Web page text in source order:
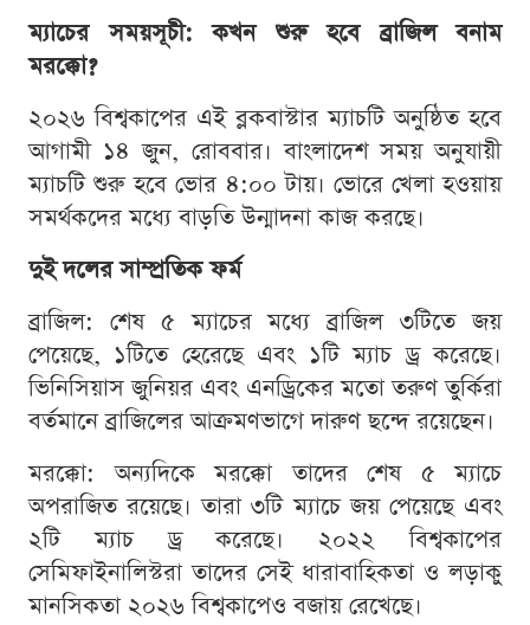
ম্যাচের সময়সূচী: কখন শুরু হবে ব্রাজিল বনাম
মরক্কো?
২০২৬ বিশ্বকাপের এই ব্লকবাস্টার ম্যাচটি অনুষ্ঠিত হবে
আগামী ১৪ জুন, রোববার। বাংলাদেশ সময় অনুযায়ী
ম্যাচটি শুরু হবে ভোর ৪:০০ টায়। ভোরে খেলা হওয়ায়
সমর্থকদের মধ্যে বাড়তি উন্মাদনা কাজ করছে।
দুই দলের সাম্প্রতিক ফর্ম
ব্রাজিল: শেষ ৫ ম্যাচের মধ্যে ব্রাজিল ৩টিতে জয়
পেয়েছে, ১টিতে হেরেছে এবং ১টি ম্যাচ ড্র করেছে।
ভিনিসিয়াস জুনিয়র এবং এনড্রিকের মতো তরুণ তুর্কিরা
বর্তমানে ব্রাজিলের আক্রমণভাগে দারুণ ছন্দে রয়েছেন।
মরক্কো: অন্যদিকে মরক্কো তাদের শেষ ৫ ম্যাচে
অপরাজিত রয়েছে। তারা ৩টি ম্যাচে জয় পেয়েছে এবং
২টি ম্যাচ ড্র করেছে। ২০২২ বিশ্বকাপের
সেমিফাইনালিস্টরা তাদের সেই ধারাবাহিকতা ও লড়াকু
মানসিকতা ২০২৬ বিশ্বকাপেও বজায় রেখেছে।